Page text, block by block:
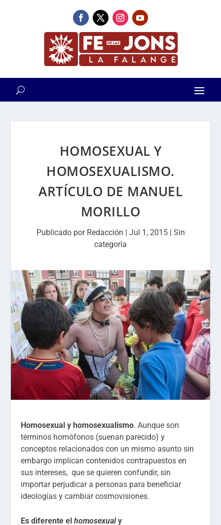
HOMOSEXUAL Y
HOMOSEXUALISMO.
ARTÍCULO DE MANUEL
MORILLO
Publicado por Redacción | Jul 1, 2015| Sin
categoría
Homosexual y homosexualismo. Aunque son
términos homófonos (suenan parecido) y
conceptos relacionados con un mismo asunto sin
embargo implican contenidos contrapuestos en
sus intereses, que se quieren confundir, sin
importar perjudicar a personas para beneficiar
ideologías y cambiar cosmovisiones.
Es diferente elhomosexualy